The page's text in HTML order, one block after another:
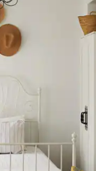
eller utforska